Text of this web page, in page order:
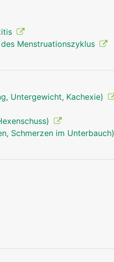
Menstruationszyklus
Untergewicht, Kachexie)
Schmerzen im Unterbauch)